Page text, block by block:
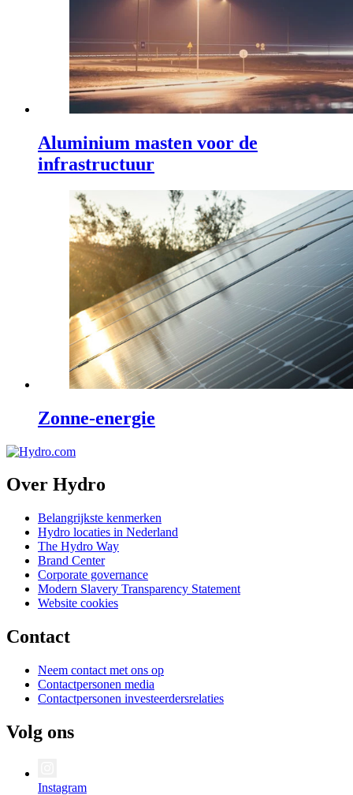
Aluminium masten voor de
infrastructuur
Zonne-energie
Over Hydro
Belangrijkste kenmerken
Hydro locaties in Nederland
The Hydro Way
Brand Center
Corporate governance
Modern Slavery Transparency Statement
Website cookies
Contact
Neem contact met ons op
Contactpersonen media
Contactpersonen investeerdersrelaties
Volg ons
Instagram